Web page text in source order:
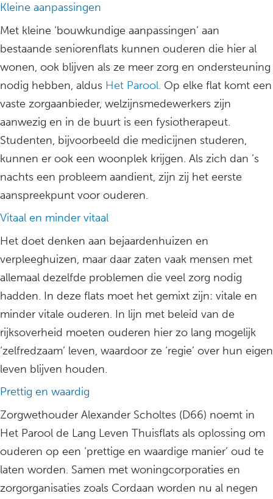
Kleine aanpassingen
Met kleine ‘bouwkundige aanpassingen’ aan
bestaande seniorenflats kunnen ouderen die hier al
wonen, ook blijven als ze meer zorg en ondersteuning
nodig hebben, aldus Het Parool. Op elke flat komt een
vaste zorgaanbieder, welzijnsmedewerkers zijn
aanwezig en in de buurt is een fysiotherapeut.
Studenten, bijvoorbeeld die medicijnen studeren,
kunnen er ook een woonplek krijgen. Als zich dan ’s
nachts een probleem aandient, zijn zij het eerste
aanspreekpunt voor ouderen.
Vitaal en minder vitaal
Het doet denken aan bejaardenhuizen en
verpleeghuizen, maar daar zaten vaak mensen met
allemaal dezelfde problemen die veel zorg nodig
hadden. In deze flats moet het gemixt zijn: vitale en
minder vitale ouderen. In lijn met beleid van de
rijksoverheid moeten ouderen hier zo lang mogelijk
‘zelfredzaam’ leven, waardoor ze ‘regie’ over hun eigen
leven blijven houden.
Prettig en waardig
Zorgwethouder Alexander Scholtes (D66) noemt in
Het Parool de Lang Leven Thuisflats als oplossing om
ouderen op een ‘prettige en waardige manier’ oud te
laten worden. Samen met woningcorporaties en
zorgorganisaties zoals Cordaan worden nu al negen